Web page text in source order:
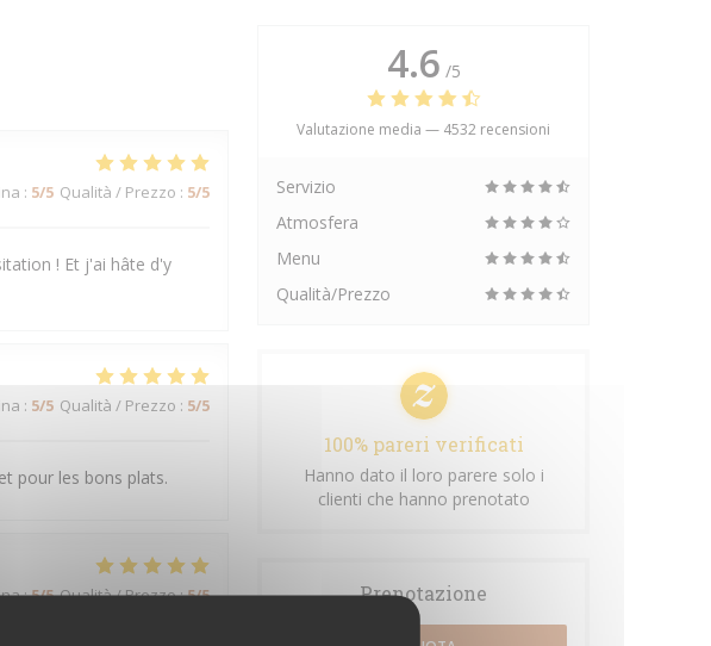
: 5/5 Qualità / Prezzo : 5/5
! Et j'ai hâte d'y
: 5/5 Qualità / Prezzo : 5/5
pour les bons plats.
:5/5 Qualità / Prezzo:5/5
4.6 /5
Valutazione media — 4532 recensioni
Servizio
Atmosfera
Menu
Qualità/Prezzo
100% pareri verificati
Hanno dato il loro parere solo i
clienti che hanno prenotato
Prenotazione